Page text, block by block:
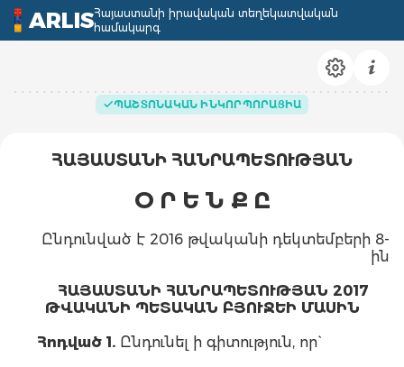
ARLISՀայաստանի իրավական տեղեկատվական
համակարգ
ՊԱՇՏՈՆԱԿԱՆ ԻՆԿՈՐՊՈՐԱՑԻԱ
ՀԱՅԱՍՏԱՆԻ ՀԱՆՐԱՊԵՏՈՒԹՅԱՆ
Օ Ր Ե Ն Ք Ը
Ընդունված է 2016 թվականի դեկտեմբերի 8-
ին
ՀԱՅԱՍՏԱՆԻ ՀԱՆՐԱՊԵՏՈՒԹՅԱՆ 2017
ԹՎԱԿԱՆԻ ՊԵՏԱԿԱՆ ԲՅՈՒՋԵԻ ՄԱՍԻՆ
Հոդված 1. Ընդունել ի գիտություն, որ`